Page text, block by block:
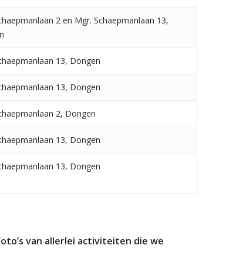
2 en Mgr. Schaepmanlaan 13,
13, Dongen
13, Dongen
2, Dongen
13, Dongen
13, Dongen
van allerlei activiteiten die we